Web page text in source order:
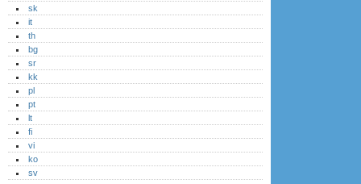
sk
it
th
bg
sr
kk
pl
pt
lt
fi
vi
ko
sv